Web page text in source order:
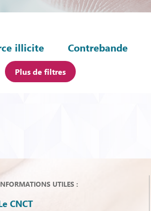
illicite Contrebande
Plus de filtres
UTILES :
CNCT